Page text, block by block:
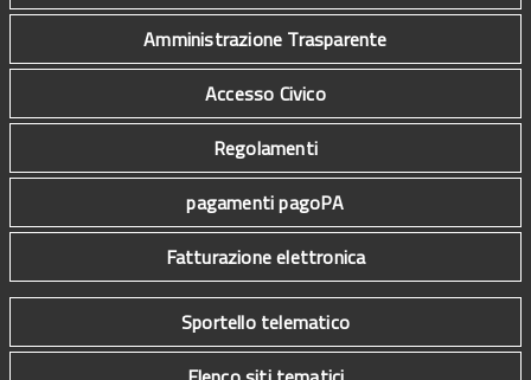
Amministrazione Trasparente
Accesso Civico
Regolamenti
pagamenti pagoPA
Fatturazione elettronica
Sportello telematico